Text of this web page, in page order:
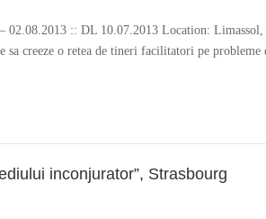
:: DL 10.07.2013 Location:
sa creeze o retea de tineri facilitatori pe
inconjurator”, Strasbourg